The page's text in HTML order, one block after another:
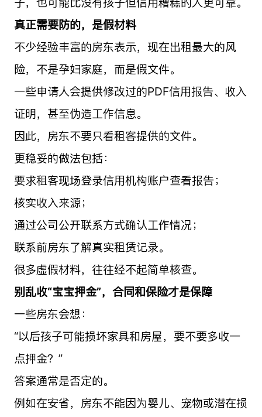
真正需要防的，是假材料
不少经验丰富的房东表示，现在出租最大的风
险，不是孕妇家庭，而是假文件。
一些申请人会提供修改过的PDF信用报告、收入
证明，甚至伪造工作信息。
因此，房东不要只看租客提供的文件。
更稳妥的做法包括：
要求租客现场登录信用机构账户查看报告；
核实收入来源；
通过公司公开联系方式确认工作情况；
联系前房东了解真实租赁记录。
很多虚假材料，往往经不起简单核查。
别乱收“宝宝押金”，合同和保险才是保障
一些房东会想：
“以后孩子可能损坏家具和房屋，要不要多收一
点押金？”
答案通常是否定的。
例如在安省，房东不能因为婴儿、宠物或潜在损